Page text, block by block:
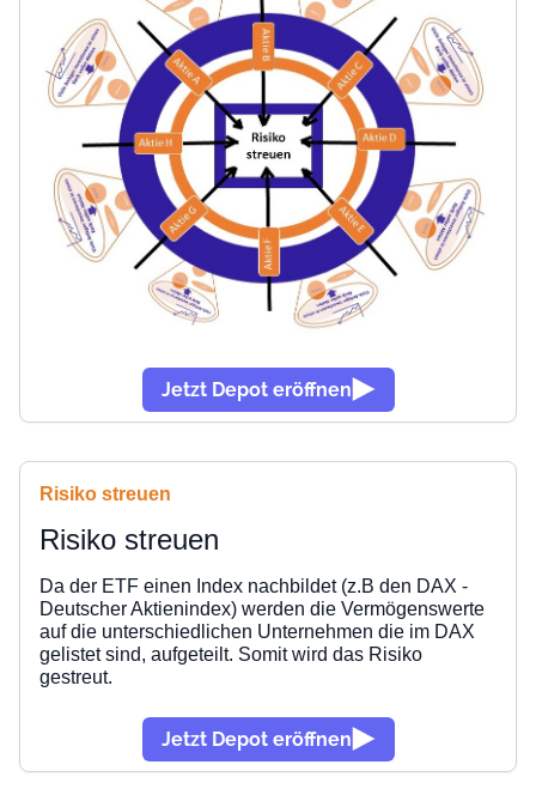
Jetzt Depot eröffnen
Risiko streuen
Risiko streuen
Da der ETF einen Index nachbildet (z.B den DAX -
Deutscher Aktienindex) werden die Vermögenswerte
auf die unterschiedlichen Unternehmen die im DAX
gelistet sind, aufgeteilt. Somit wird das Risiko
gestreut.
Jetzt Depot eröffnen